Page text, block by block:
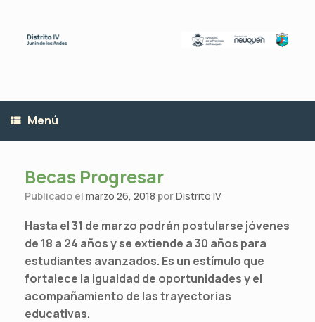
contenido
Menú
Becas Progresar
Publicado el marzo 26, 2018 porDistrito IV
Hasta el 31 de marzo podrán postularse jóvenes
de 18 a 24 años y se extiende a 30 años para
estudiantes avanzados. Es un estímulo que
fortalece la igualdad de oportunidades y el
acompañamiento de las trayectorias
educativas.